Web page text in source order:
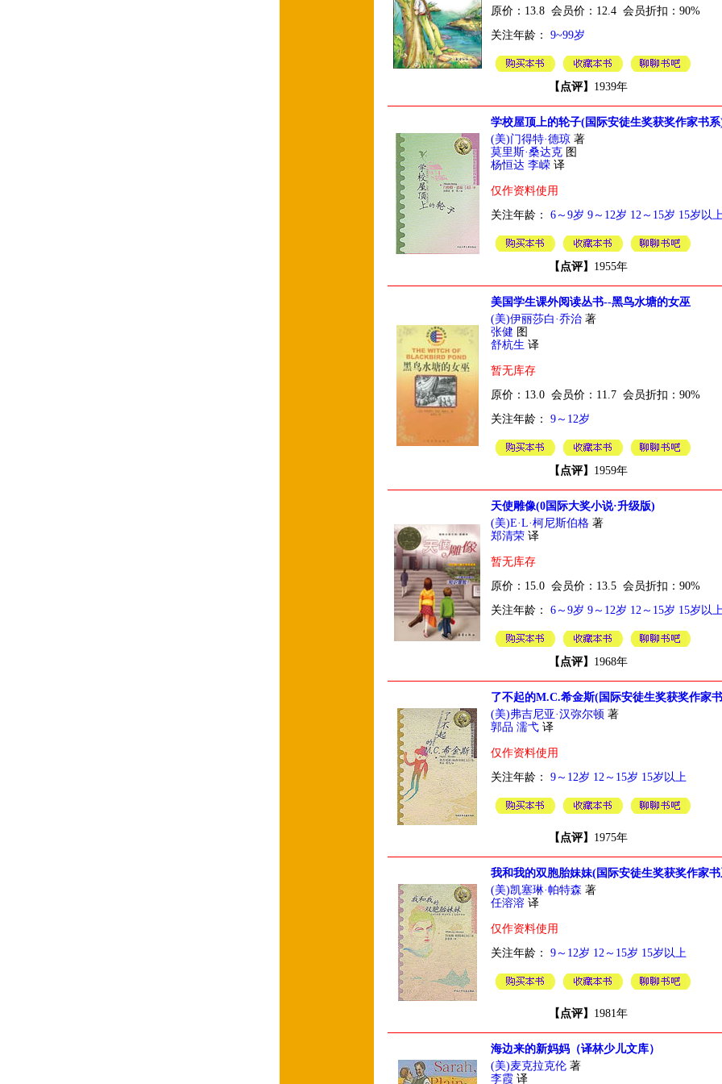
原价：13.8 会员价：12.4 会员折扣：90%
关注年龄： 9~99岁
【点评】 1939年
学校屋顶上的轮子(国际安徒生奖获奖作家书
(美)门得特·德琼 著
莫里斯·桑达克 图
杨恒达 李嵘 译
仅作资料使用
关注年龄： 6～9岁 9～12岁 12～15岁 15岁以
【点评】 1955年
美国学生课外阅读丛书--黑鸟水塘的女巫
(美)伊丽莎白·乔治 著
张健 图
舒杭生 译
暂无库存
原价：13.0 会员价：11.7 会员折扣：90%
关注年龄： 9～12岁
【点评】 1959年
天使雕像(0国际大奖小说·升级版)
(美)E·L·柯尼斯伯格 著
郑清荣 译
暂无库存
原价：15.0 会员价：13.5 会员折扣：90%
关注年龄： 6～9岁 9～12岁 12～15岁 15岁以
【点评】 1968年
了不起的M.C.希金斯(国际安徒生奖获奖作家
(美)弗吉尼亚·汉弥尔顿 著
郭品 濡弋 译
仅作资料使用
关注年龄： 9～12岁 12～15岁 15岁以上
【点评】 1975年
我和我的双胞胎妹妹(国际安徒生奖获奖作家
(美)凯塞琳·帕特森 著
任溶溶 译
仅作资料使用
关注年龄： 9～12岁 12～15岁 15岁以上
【点评】 1981年
海边来的新妈妈（译林少儿文库）
(美)麦克拉克伦 著
李霞 译